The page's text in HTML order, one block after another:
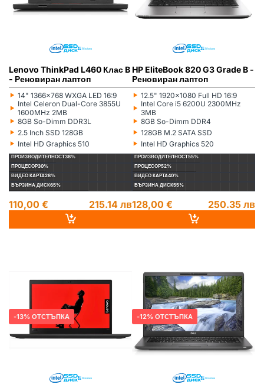
Lenovo ThinkPad L460 Клас B
- Реновиран лаптоп
‣
Монитор:
14" 1366x768 WXGA LED 16:9
‣
Процесор:
Intel Celeron Dual-Core 3855U
1600MHz 2MB
‣
Рам памет:
8GB So-Dimm DDR3L
‣
Хард диск:
2.5 Inch SSD 128GB
‣
Видеокарта:
Intel HD Graphics 510
ПРОИЗВОДИТЕЛНОСТ38%
ПРОЦЕСОР30%
ВИДЕО КАРТА28%
БЪРЗИНА ДИСК65%
110,00 € 215.14 лв
HP EliteBook 820 G3 Grade B -
Реновиран лаптоп
‣
Монитор:
12.5" 1920x1080 Full HD 16:9
‣
Процесор:
Intel Core i5 6200U 2300MHz
3MB
‣
Рам памет:
8GB So-Dimm DDR4
‣
Хард диск:
128GB M.2 SATA SSD
‣
Видеокарта:
Intel HD Graphics 520
ПРОИЗВОДИТЕЛНОСТ55%
ПРОЦЕСОР52%
ВИДЕО КАРТА40%
БЪРЗИНА ДИСК55%
128,00 € 250.35 лв
13% ОТСТЪПКА 12% ОТСТЪПКА